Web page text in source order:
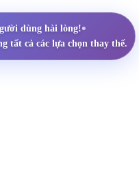
dùng hài lòng!•
tất cả các lựa chọn thay thế.